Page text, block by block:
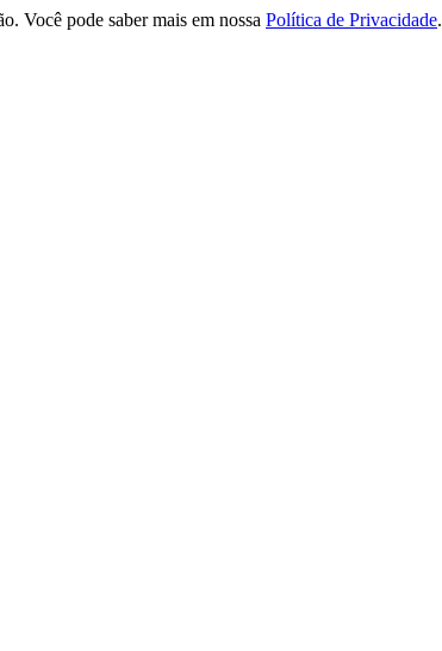
Você pode saber mais em nossa Política de Privacidade.